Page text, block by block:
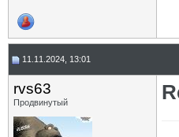
11.11.2024, 13:01
rvs63
Продвинутый